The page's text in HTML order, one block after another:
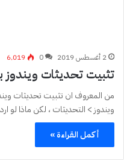
2 أغسطس 2019 0 6٬019
تثبيت تحديثات
من المعروف ان تثبيت تحديثات
ويندوز > التحديثات ، لكن ماذا لو
أكمل القراءة »